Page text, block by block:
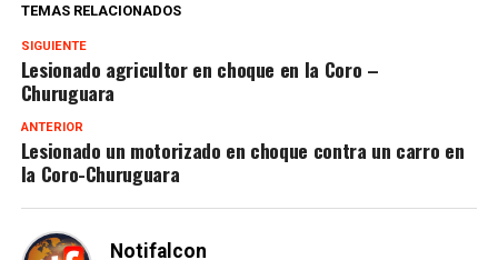
TEMAS RELACIONADOS
SIGUIENTE
Lesionado agricultor en choque en la Coro –
Churuguara
ANTERIOR
Lesionado un motorizado en choque contra un carro en
la Coro-Churuguara
Notifalcon